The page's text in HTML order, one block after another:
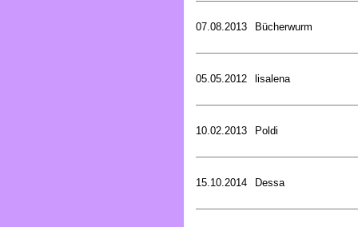
07.08.2013 Bücherwurm
05.05.2012 lisalena
10.02.2013 Poldi
15.10.2014 Dessa